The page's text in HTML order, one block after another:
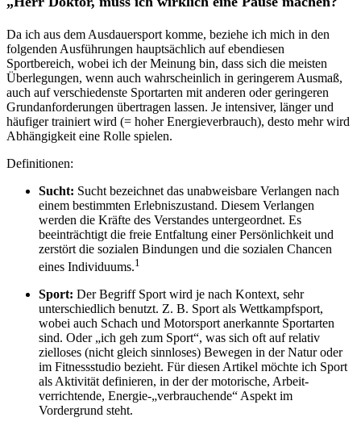
Da ich aus dem Ausdauersport komme, beziehe ich mich in den
folgenden Ausführungen hauptsächlich auf ebendiesen
Sportbereich, wobei ich der Meinung bin, dass sich die meisten
Überlegungen, wenn auch wahrscheinlich in geringerem Ausmaß,
auch auf verschiedenste Sportarten mit anderen oder geringeren
Grundanforderungen übertragen lassen. Je intensiver, länger und
häufiger trainiert wird (= hoher Energieverbrauch), desto mehr wird
Abhängigkeit eine Rolle spielen.
Definitionen:
Sucht: Sucht bezeichnet das unabweisbare Verlangen nach
einem bestimmten Erlebniszustand. Diesem Verlangen
werden die Kräfte des Verstandes untergeordnet. Es
beeinträchtigt die freie Entfaltung einer Persönlichkeit und
zerstört die sozialen Bindungen und die sozialen Chancen
eines Individuums.1
Sport: Der Begriff Sport wird je nach Kontext, sehr
unterschiedlich benutzt. Z. B. Sport als Wettkampfsport,
wobei auch Schach und Motorsport anerkannte Sportarten
sind. Oder „ich geh zum Sport“, was sich oft auf relativ
zielloses (nicht gleich sinnloses) Bewegen in der Natur oder
im Fitnessstudio bezieht. Für diesen Artikel möchte ich Sport
als Aktivität definieren, in der der motorische, Arbeit-
verrichtende, Energie-„verbrauchende“ Aspekt im
Vordergrund steht.